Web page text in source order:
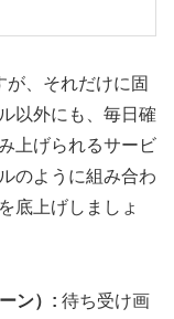
が、それだけに固
以外にも、毎日確
上げられるサービ
のように組み合わ
底上げしましょ
ン）: 待ち受け画